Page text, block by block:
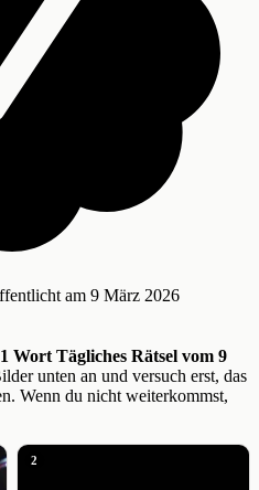
am 9 März 2026
Wort Tägliches Rätsel vom 9
unten an und versuch erst, das
Wenn du nicht weiterkommst,
2